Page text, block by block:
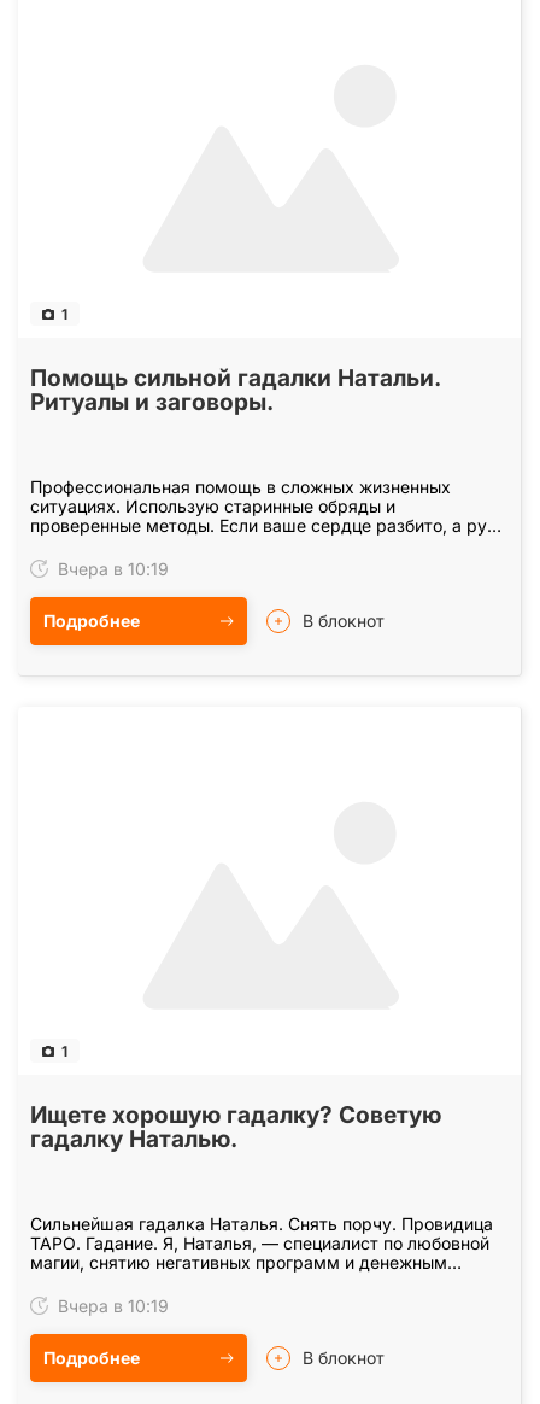
1
Помощь сильной гадалки Натальи.
Ритуалы и заговоры.
Профессиональная помощь в сложных жизненных
ситуациях. Использую старинные обряды и
проверенные методы. Если ваше сердце разбито, а руки
видеть…
Вчера в 10:19
Подробнее В блокнот
1
Ищете хорошую гадалку? Советую
гадалку Наталью.
Сильнейшая гадалка Наталья. Снять порчу. Провидица
ТАРО. Гадание. Я, Наталья, — специалист по любовной
магии, снятию негативных программ и денежным
Вчера в 10:19
Подробнее В блокнот